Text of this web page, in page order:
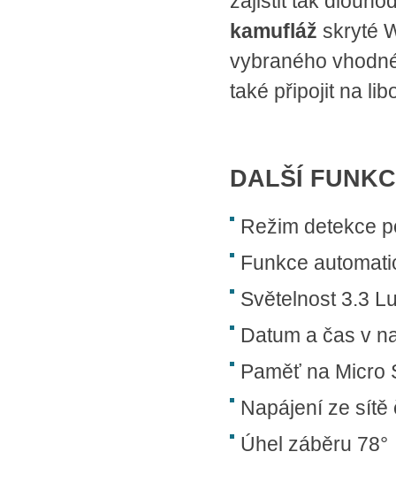
kamufláž skryté
vybraného
také připojit na
DALŠÍ
Režim detekce
Funkce
Světelnost 3.3
Datum a čas v
Paměť na Micro
Napájení ze sítě
Úhel záběru 78°